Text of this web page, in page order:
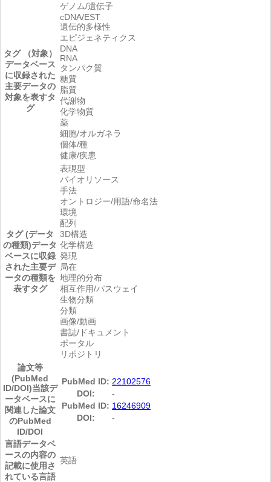
タグ （対象）
データベース
に収録された
主要データの
対象を表すタ
グ
ゲノム/遺伝子
cDNA/EST
遺伝的多様性
エピジェネティクス
DNA
RNA
タンパク質
糖質
脂質
代謝物
化学物質
薬
細胞/オルガネラ
個体/種
健康/疾患
タグ (データ
の種類)データ
ベースに収録
された主要デ
ータの種類を
表すタグ
表現型
バイオリソース
手法
オントロジー/用語/命名法
環境
配列
3D構造
化学構造
発現
局在
地理的分布
相互作用/パスウェイ
生物分類
分類
画像/動画
書誌/ドキュメント
ポータル
リポジトリ
論文等
(PubMed
ID/DOI)当該デ
ータベースに
関連した論文
のPubMed
ID/DOI
PubMed ID: 22102576
DOI:
-
PubMed ID: 16246909
DOI:
-
言語データベ
ースの内容の
記載に使用さ
れている言語
英語